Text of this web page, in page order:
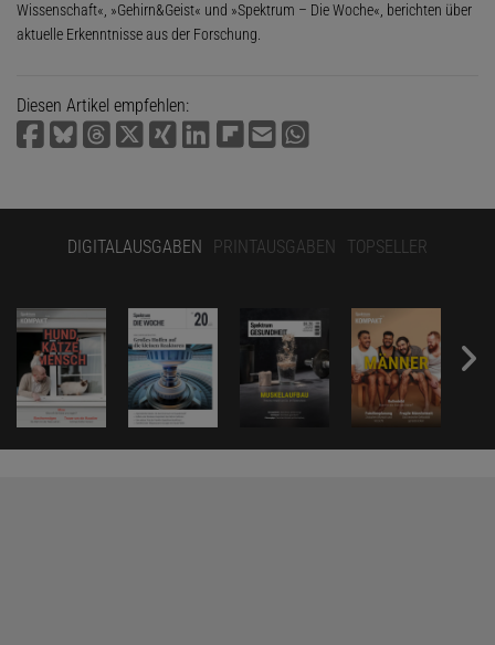
Wissenschaft«, »Gehirn&Geist« und »Spektrum – Die Woche«, berichten über
aktuelle Erkenntnisse aus der Forschung.
Diesen Artikel empfehlen:
DIGITALAUSGABEN PRINTAUSGABEN TOPSELLER